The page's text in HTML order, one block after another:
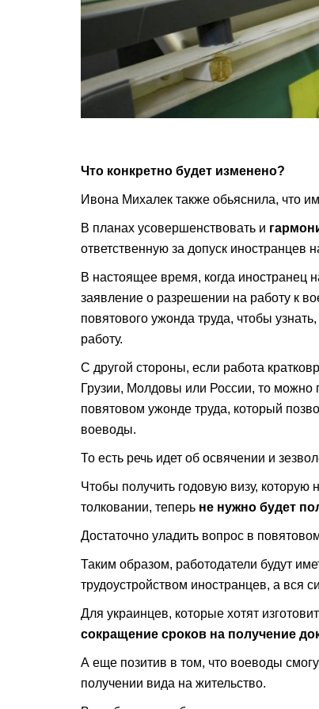
Что конкретно будет изменено?
Ивона Михалек также обьяснила, что
В планах усовершенствовать и
ответственную за допуск иностранцев
В настоящее время, когда иностранец
заявление о разрешении на работу к
повятового ужонда труда, чтобы
работу.
С другой стороны, если работа
Грузии, Молдовы или России, то можно
повятовом ужонде труда, который
воеводы.
То есть речь идет об освячении и
Чтобы получить годовую визу, которую
толковании, теперь не нужно будет
Достаточно уладить вопрос в
Таким образом, работодатели будут
трудоустройством иностранцев, а вся
Для украинцев, которые хотят
сокращение сроков на получение
А еще позитив в том, что воеводы
получении вида на жительство.